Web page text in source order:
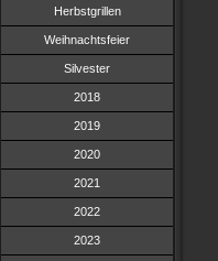
Herbstgrillen
Weihnachtsfeier
Silvester
2018
2019
2020
2021
2022
2023